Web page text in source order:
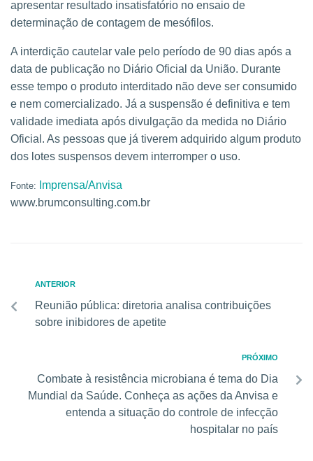
apresentar resultado insatisfatório no ensaio de
determinação de contagem de mesófilos.
A interdição cautelar vale pelo período de 90 dias após a
data de publicação no Diário Oficial da União. Durante
esse tempo o produto interditado não deve ser consumido
e nem comercializado. Já a suspensão é definitiva e tem
validade imediata após divulgação da medida no Diário
Oficial. As pessoas que já tiverem adquirido algum produto
dos lotes suspensos devem interromper o uso.
Fonte:
Imprensa/Anvisa
www.brumconsulting.com.br
ANTERIOR
Reunião pública: diretoria analisa contribuições
sobre inibidores de apetite
PRÓXIMO
Combate à resistência microbiana é tema do Dia
Mundial da Saúde. Conheça as ações da Anvisa e
entenda a situação do controle de infecção
hospitalar no país